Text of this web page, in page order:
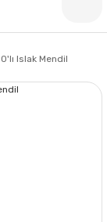
Islak Mendil